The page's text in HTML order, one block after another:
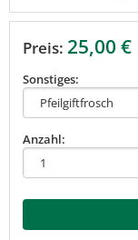
Preis: 25,00 €
Sonstiges:
Anzahl: